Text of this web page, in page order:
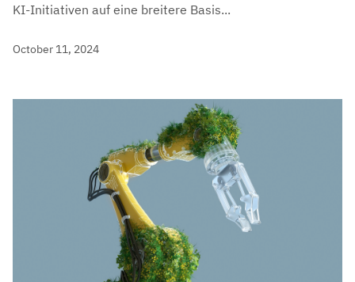
KI-Initiativen auf eine breitere Basis...
October 11, 2024